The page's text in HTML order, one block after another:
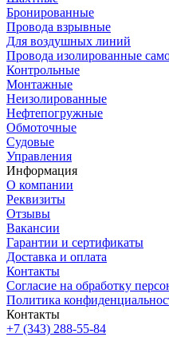
Бронированные
Провода взрывные
Для воздушных линий
Провода изолированные
Контрольные
Монтажные
Неизолированные
Нефтепогружные
Обмоточные
Судовые
Управления
Информация
О компании
Реквизиты
Отзывы
Вакансии
Гарантии и сертификаты
Доставка и оплата
Контакты
Согласие на обработку
Политика
Контакты
+7 (343) 288-55-84